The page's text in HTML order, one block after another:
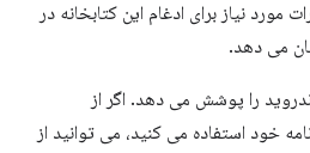
مورد نیاز برای ادغام این کتابخانه در
می دهد.
اندروید را پوشش می دهد. اگر از
خود استفاده می کنید، می توانید از